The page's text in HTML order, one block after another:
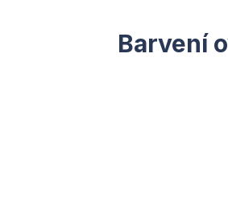
Barvení